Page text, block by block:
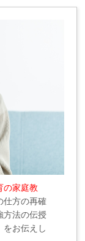
の家庭教
仕方の再確
方法の伝授
をお伝えし